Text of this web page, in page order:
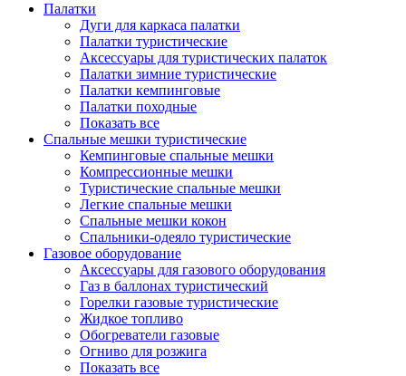
Палатки
Дуги для каркаса палатки
Палатки туристические
Аксессуары для туристических палаток
Палатки зимние туристические
Палатки кемпинговые
Палатки походные
Показать все
Спальные мешки туристические
Кемпинговые спальные мешки
Компрессионные мешки
Туристические спальные мешки
Легкие спальные мешки
Спальные мешки кокон
Спальники-одеяло туристические
Газовое оборудование
Аксессуары для газового оборудования
Газ в баллонах туристический
Горелки газовые туристические
Жидкое топливо
Обогреватели газовые
Огниво для розжига
Показать все